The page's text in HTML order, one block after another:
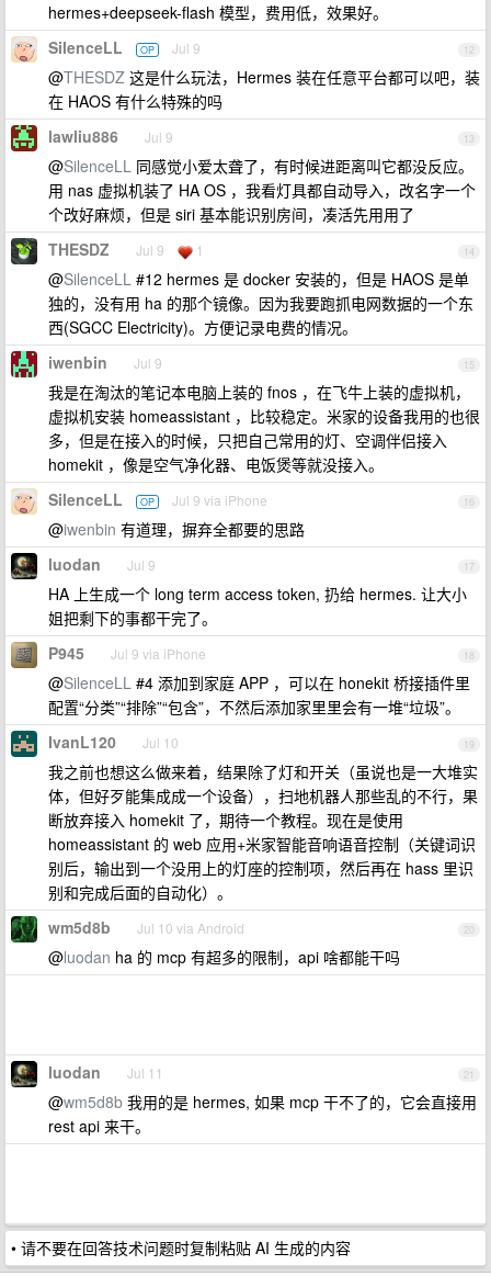
hermes+deepseek-flash 模型，费用低，效果好。
12
SilenceLL OP Jul 9
@THESDZ 这是什么玩法，Hermes 装在任意平台都可以吧，装
在 HAOS 有什么特殊的吗
13
lawliu886 Jul 9
@SilenceLL 同感觉小爱太聋了，有时候进距离叫它都没反应。
用 nas 虚拟机装了 HA OS ，我看灯具都自动导入，改名字一个
个改好麻烦，但是 siri 基本能识别房间，凑活先用用了
14
THESDZ Jul 9 1
@SilenceLL #12 hermes 是 docker 安装的，但是 HAOS 是单
独的，没有用 ha 的那个镜像。因为我要跑抓电网数据的一个东
西(SGCC Electricity)。方便记录电费的情况。
15
iwenbin Jul 9
我是在淘汰的笔记本电脑上装的 fnos ，在飞牛上装的虚拟机，
虚拟机安装 homeassistant ，比较稳定。米家的设备我用的也很
多，但是在接入的时候，只把自己常用的灯、空调伴侣接入
homekit ，像是空气净化器、电饭煲等就没接入。
16
SilenceLL OP Jul 9 via iPhone
@iwenbin 有道理，摒弃全都要的思路
17
luodan Jul 9
HA 上生成一个 long term access token, 扔给 hermes. 让大小
姐把剩下的事都干完了。
18
P945 Jul 9 via iPhone
@SilenceLL #4 添加到家庭 APP ，可以在 honekit 桥接插件里
配置“分类”“排除”“包含”，不然后添加家里里会有一堆“垃圾”。
19
IvanL120 Jul 10
我之前也想这么做来着，结果除了灯和开关（虽说也是一大堆实
体，但好歹能集成成一个设备），扫地机器人那些乱的不行，果
断放弃接入 homekit 了，期待一个教程。现在是使用
homeassistant 的 web 应用+米家智能音响语音控制（关键词识
别后，输出到一个没用上的灯座的控制项，然后再在 hass 里识
别和完成后面的自动化）。
20
wm5d8b Jul 10 via Android
@luodan ha 的 mcp 有超多的限制，api 啥都能干吗
21
luodan Jul 11
@wm5d8b 我用的是 hermes, 如果 mcp 干不了的，它会直接用
rest api 来干。
• 请不要在回答技术问题时复制粘贴 AI 生成的内容